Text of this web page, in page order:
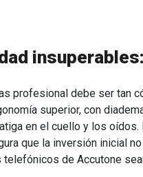
profesional debe ser tan
superior, con
en el cuello y los oídos.
que la inversión inicial
de Accutone